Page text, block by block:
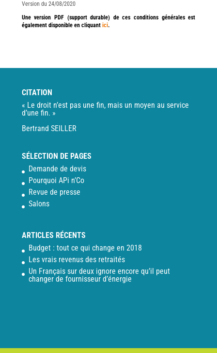
Version du 24/08/2020
Une version PDF (support durable) de ces conditions générales est
également disponible en cliquant ici.
CITATION
« Le droit n’est pas une fin, mais un moyen au service
d’une fin. »
Bertrand SEILLER
SÉLECTION DE PAGES
Demande de devis
Pourquoi APi n’Co
Revue de presse
Salons
ARTICLES RÉCENTS
Budget : tout ce qui change en 2018
Les vrais revenus des retraités
Un Français sur deux ignore encore qu’il peut
changer de fournisseur d’énergie